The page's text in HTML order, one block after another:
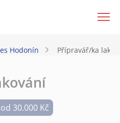
Hodonín Přípravář/ka
od 30.000 Kč